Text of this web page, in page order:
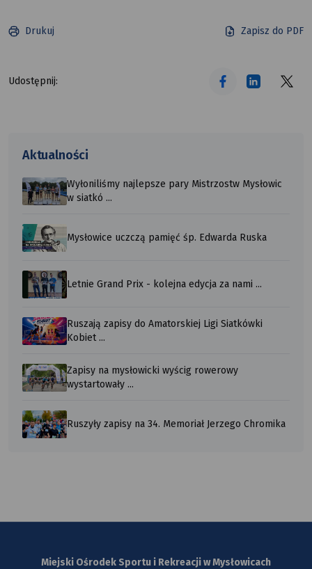
Drukuj Zapisz do PDF
Udostępnij:
Aktualności
Wyłoniliśmy najlepsze pary Mistrzostw Mysłowic
w siatkó ...
Mysłowice uczczą pamięć śp. Edwarda Ruska
Letnie Grand Prix - kolejna edycja za nami ...
Ruszają zapisy do Amatorskiej Ligi Siatkówki
Kobiet ...
Zapisy na mysłowicki wyścig rowerowy
wystartowały ...
Ruszyły zapisy na 34. Memoriał Jerzego Chromika
Miejski Ośrodek Sportu i Rekreacji w Mysłowicach